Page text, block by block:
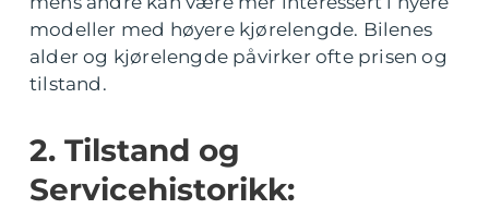
modeller med høyere kjørelengde. Bilenes
alder og kjørelengde påvirker ofte prisen og
tilstand.
2. Tilstand og
Servicehistorikk: